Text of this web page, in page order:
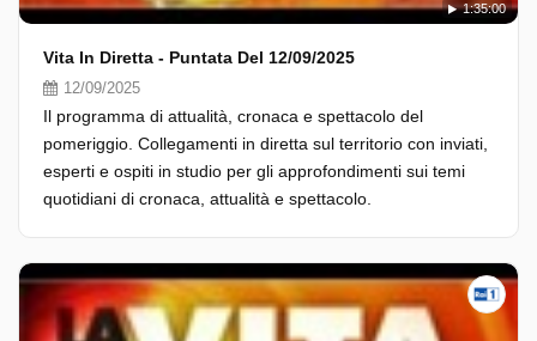
1:35:00
Vita In Diretta - Puntata Del 12/09/2025
12/09/2025
Il programma di attualità, cronaca e spettacolo del
pomeriggio. Collegamenti in diretta sul territorio con inviati,
esperti e ospiti in studio per gli approfondimenti sui temi
quotidiani di cronaca, attualità e spettacolo.